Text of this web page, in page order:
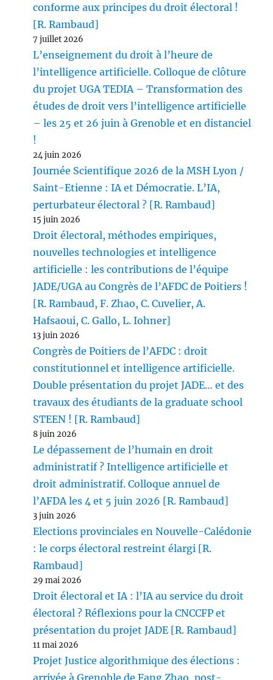
conforme aux principes du droit électoral !
[R. Rambaud]
7 juillet 2026
L’enseignement du droit à l’heure de
l’intelligence artificielle. Colloque de clôture
du projet UGA TEDIA – Transformation des
études de droit vers l’intelligence artificielle
– les 25 et 26 juin à Grenoble et en distanciel
!
24 juin 2026
Journée Scientifique 2026 de la MSH Lyon /
Saint-Etienne : IA et Démocratie. L’IA,
perturbateur électoral ? [R. Rambaud]
15 juin 2026
Droit électoral, méthodes empiriques,
nouvelles technologies et intelligence
artificielle : les contributions de l’équipe
JADE/UGA au Congrès de l’AFDC de Poitiers !
[R. Rambaud, F. Zhao, C. Cuvelier, A.
Hafsaoui, C. Gallo, L. Iohner]
13 juin 2026
Congrès de Poitiers de l’AFDC : droit
constitutionnel et intelligence artificielle.
Double présentation du projet JADE… et des
travaux des étudiants de la graduate school
STEEN ! [R. Rambaud]
8 juin 2026
Le dépassement de l’humain en droit
administratif ? Intelligence artificielle et
droit administratif. Colloque annuel de
l’AFDA les 4 et 5 juin 2026 [R. Rambaud]
3 juin 2026
Elections provinciales en Nouvelle-Calédonie
: le corps électoral restreint élargi [R.
Rambaud]
29 mai 2026
Droit électoral et IA : l’IA au service du droit
électoral ? Réflexions pour la CNCCFP et
présentation du projet JADE [R. Rambaud]
11 mai 2026
Projet Justice algorithmique des élections :